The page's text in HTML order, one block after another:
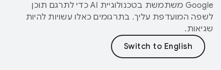
‫Google משתמשת בטכנולוגיית AI כדי לתרגם תוכן
לשפה המועדפת עליך. בתרגומים כאלו עשויות להיות
שגיאות.